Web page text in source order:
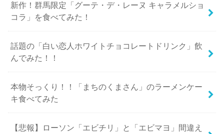
新作！群馬限定「グーテ・デ・レーヌ キャラメルショ
コラ」を食べてみた！
話題の「白い恋人ホワイトチョコレートドリンク」飲
んでみた！！
本物そっくり！！「まちのくまさん」のラーメンケー
キ食べてみた
【悲報】ローソン「エビチリ」と「エビマヨ」間違え